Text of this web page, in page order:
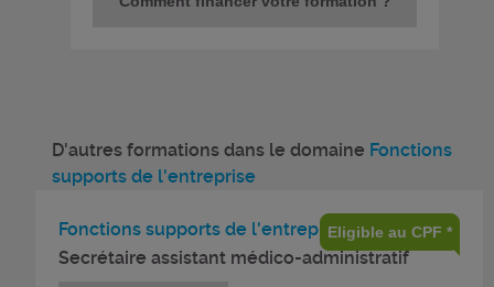
D'autres formations dans le domaine Fonctions
supports de l'entreprise
Fonctions supports de l'entreprise
Secrétaire assistant médico-administratif
Eligible au CPF *